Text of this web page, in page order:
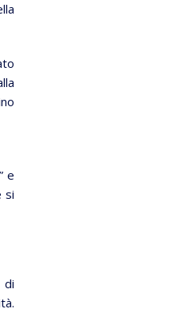
e
si
di